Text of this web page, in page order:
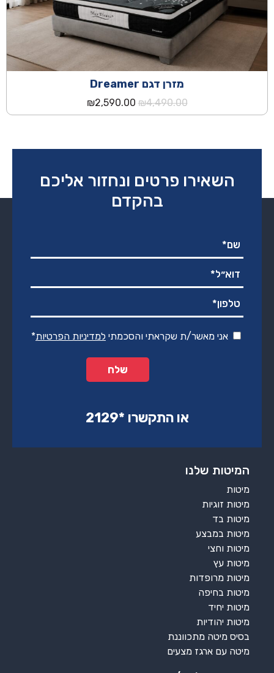
מזרן דגם Dreamer
₪4,490.00
המחיר
המקורי
₪2,590.00
הנוכחי
השאירו פרטים ונחזור אליכם
בהקדם
אני מאשר/ת שקראתי והסכמתי למדיניות הפרטיות*
או התקשרו ‏*2129‏
המיטות שלנו
מיטות
מיטות זוגיות
מיטות בד
מיטות במבצע
מיטות וחצי
מיטות עץ
מיטות מרופדות
מיטות בחיפה
מיטות יחיד
מיטות יהודיות
בסיס מיטה מתכווננת
מיטה עם ארגז מצעים